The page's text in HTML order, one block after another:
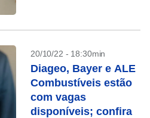
20/10/22 - 18:30min
Diageo, Bayer e ALE
Combustíveis estão
com vagas
disponíveis; confira